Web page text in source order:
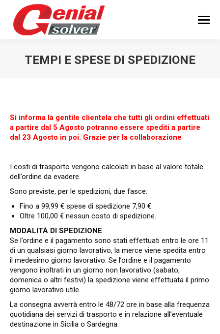
TEMPI E SPESE DI SPEDIZIONE
Si informa la gentile clientela che tutti gli ordini effettuati
a partire dal 5 Agosto potranno essere spediti a partire
dal 23 Agosto in poi. Grazie per la collaborazione
I costi di trasporto vengono calcolati in base al valore totale
dell’ordine da evadere.
Sono previste, per le spedizioni, due fasce:
Fino a 99,99 € spese di spedizione 7,90 €
Oltre 100,00 € nessun costo di spedizione.
MODALITÀ DI SPEDIZIONE
Se l’ordine e il pagamento sono stati effettuati entro le ore 11
di un qualsiasi giorno lavorativo, la merce viene spedita entro
il medesimo giorno lavorativo. Se l’ordine e il pagamento
vengono inoltrati in un giorno non lavorativo (sabato,
domenica o altri festivi) la spedizione viene effettuata il primo
giorno lavorativo utile.
La consegna avverrà entro le 48/72 ore in base alla frequenza
quotidiana dei servizi di trasporto e in relazione all’eventuale
destinazione in Sicilia o Sardegna.